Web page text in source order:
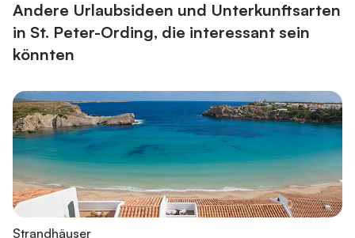
gehört der Pkw...
Andere Urlaubsideen und Unterkunftsarten
in St. Peter-Ording, die interessant sein
könnten
Strandhäuser